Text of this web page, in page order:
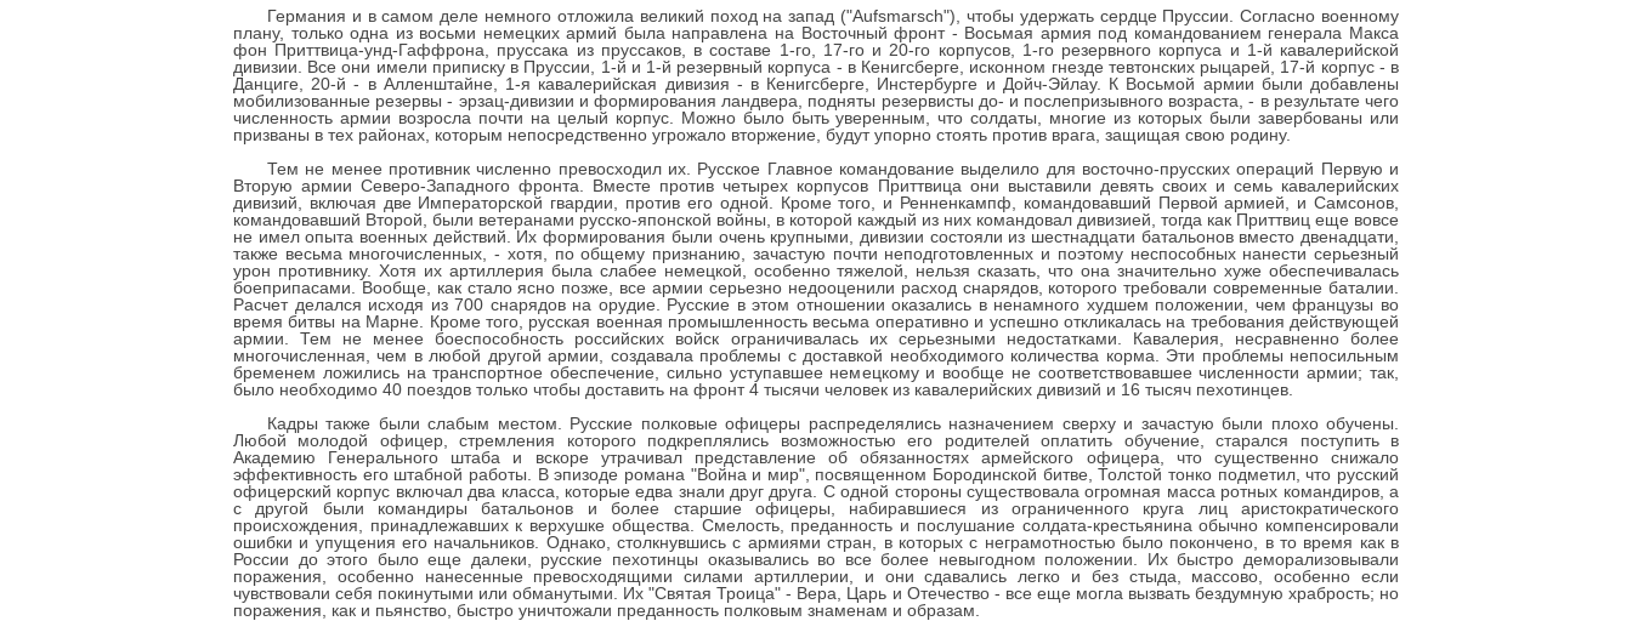
Германия и в самом деле немного отложила великий поход на запад ("Aufsmarsch"), чтобы удержать сердце Пруссии. Согласно военному
плану, только одна из восьми немецких армий была направлена на Восточный фронт - Восьмая армия под командованием генерала Макса
фон Приттвица-унд-Гаффрона, пруссака из пруссаков, в составе 1-го, 17-го и 20-го корпусов, 1-го резервного корпуса и 1-й кавалерийской
дивизии. Все они имели приписку в Пруссии, 1-й и 1-й резервный корпуса - в Кенигсберге, исконном гнезде тевтонских рыцарей, 17-й корпус - в
Данциге, 20-й - в Алленштайне, 1-я кавалерийская дивизия - в Кенигсберге, Инстербурге и Дойч-Эйлау. К Восьмой армии были добавлены
мобилизованные резервы - эрзац-дивизии и формирования ландвера, подняты резервисты до- и послепризывного возраста, - в результате чего
численность армии возросла почти на целый корпус. Можно было быть уверенным, что солдаты, многие из которых были завербованы или
призваны в тех районах, которым непосредственно угрожало вторжение, будут упорно стоять против врага, защищая свою родину.
Тем не менее противник численно превосходил их. Русское Главное командование выделило для восточно-прусских операций Первую и
Вторую армии Северо-Западного фронта. Вместе против четырех корпусов Приттвица они выставили девять своих и семь кавалерийских
дивизий, включая две Императорской гвардии, против его одной. Кроме того, и Ренненкампф, командовавший Первой армией, и Самсонов,
командовавший Второй, были ветеранами русско-японской войны, в которой каждый из них командовал дивизией, тогда как Приттвиц еще вовсе
не имел опыта военных действий. Их формирования были очень крупными, дивизии состояли из шестнадцати батальонов вместо двенадцати,
также весьма многочисленных, - хотя, по общему признанию, зачастую почти неподготовленных и поэтому неспособных нанести серьезный
урон противнику. Хотя их артиллерия была слабее немецкой, особенно тяжелой, нельзя сказать, что она значительно хуже обеспечивалась
боеприпасами. Вообще, как стало ясно позже, все армии серьезно недооценили расход снарядов, которого требовали современные баталии.
Расчет делался исходя из 700 снарядов на орудие. Русские в этом отношении оказались в ненамного худшем положении, чем французы во
время битвы на Марне. Кроме того, русская военная промышленность весьма оперативно и успешно откликалась на требования действующей
армии. Тем не менее боеспособность российских войск ограничивалась их серьезными недостатками. Кавалерия, несравненно более
многочисленная, чем в любой другой армии, создавала проблемы с доставкой необходимого количества корма. Эти проблемы непосильным
бременем ложились на транспортное обеспечение, сильно уступавшее немецкому и вообще не соответствовавшее численности армии; так,
было необходимо 40 поездов только чтобы доставить на фронт 4 тысячи человек из кавалерийских дивизий и 16 тысяч пехотинцев.
Кадры также были слабым местом. Русские полковые офицеры распределялись назначением сверху и зачастую были плохо обучены.
Любой молодой офицер, стремления которого подкреплялись возможностью его родителей оплатить обучение, старался поступить в
Академию Генерального штаба и вскоре утрачивал представление об обязанностях армейского офицера, что существенно снижало
эффективность его штабной работы. В эпизоде романа "Война и мир", посвященном Бородинской битве, Толстой тонко подметил, что русский
офицерский корпус включал два класса, которые едва знали друг друга. С одной стороны существовала огромная масса ротных командиров, а
с другой были командиры батальонов и более старшие офицеры, набиравшиеся из ограниченного круга лиц аристократического
происхождения, принадлежавших к верхушке общества. Смелость, преданность и послушание солдата-крестьянина обычно компенсировали
ошибки и упущения его начальников. Однако, столкнувшись с армиями стран, в которых с неграмотностью было покончено, в то время как в
России до этого было еще далеки, русские пехотинцы оказывались во все более невыгодном положении. Их быстро деморализовывали
поражения, особенно нанесенные превосходящими силами артиллерии, и они сдавались легко и без стыда, массово, особенно если
чувствовали себя покинутыми или обманутыми. Их "Святая Троица" - Вера, Царь и Отечество - все еще могла вызвать бездумную храбрость; но
поражения, как и пьянство, быстро уничтожали преданность полковым знаменам и образам.